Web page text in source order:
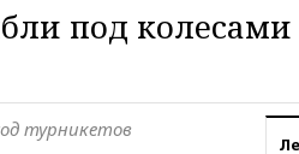
под колесами
турникетов